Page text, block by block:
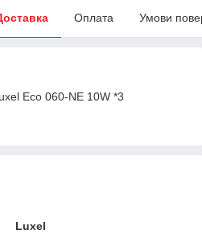
Оплата Умови
Eco 060-NE 10W *3
Luxel